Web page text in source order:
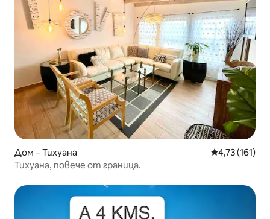
Дом – Тихуана Средна
4,73 (161)
Тихуана, повече от граница.